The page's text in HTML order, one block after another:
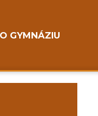
O GYMNÁZIU